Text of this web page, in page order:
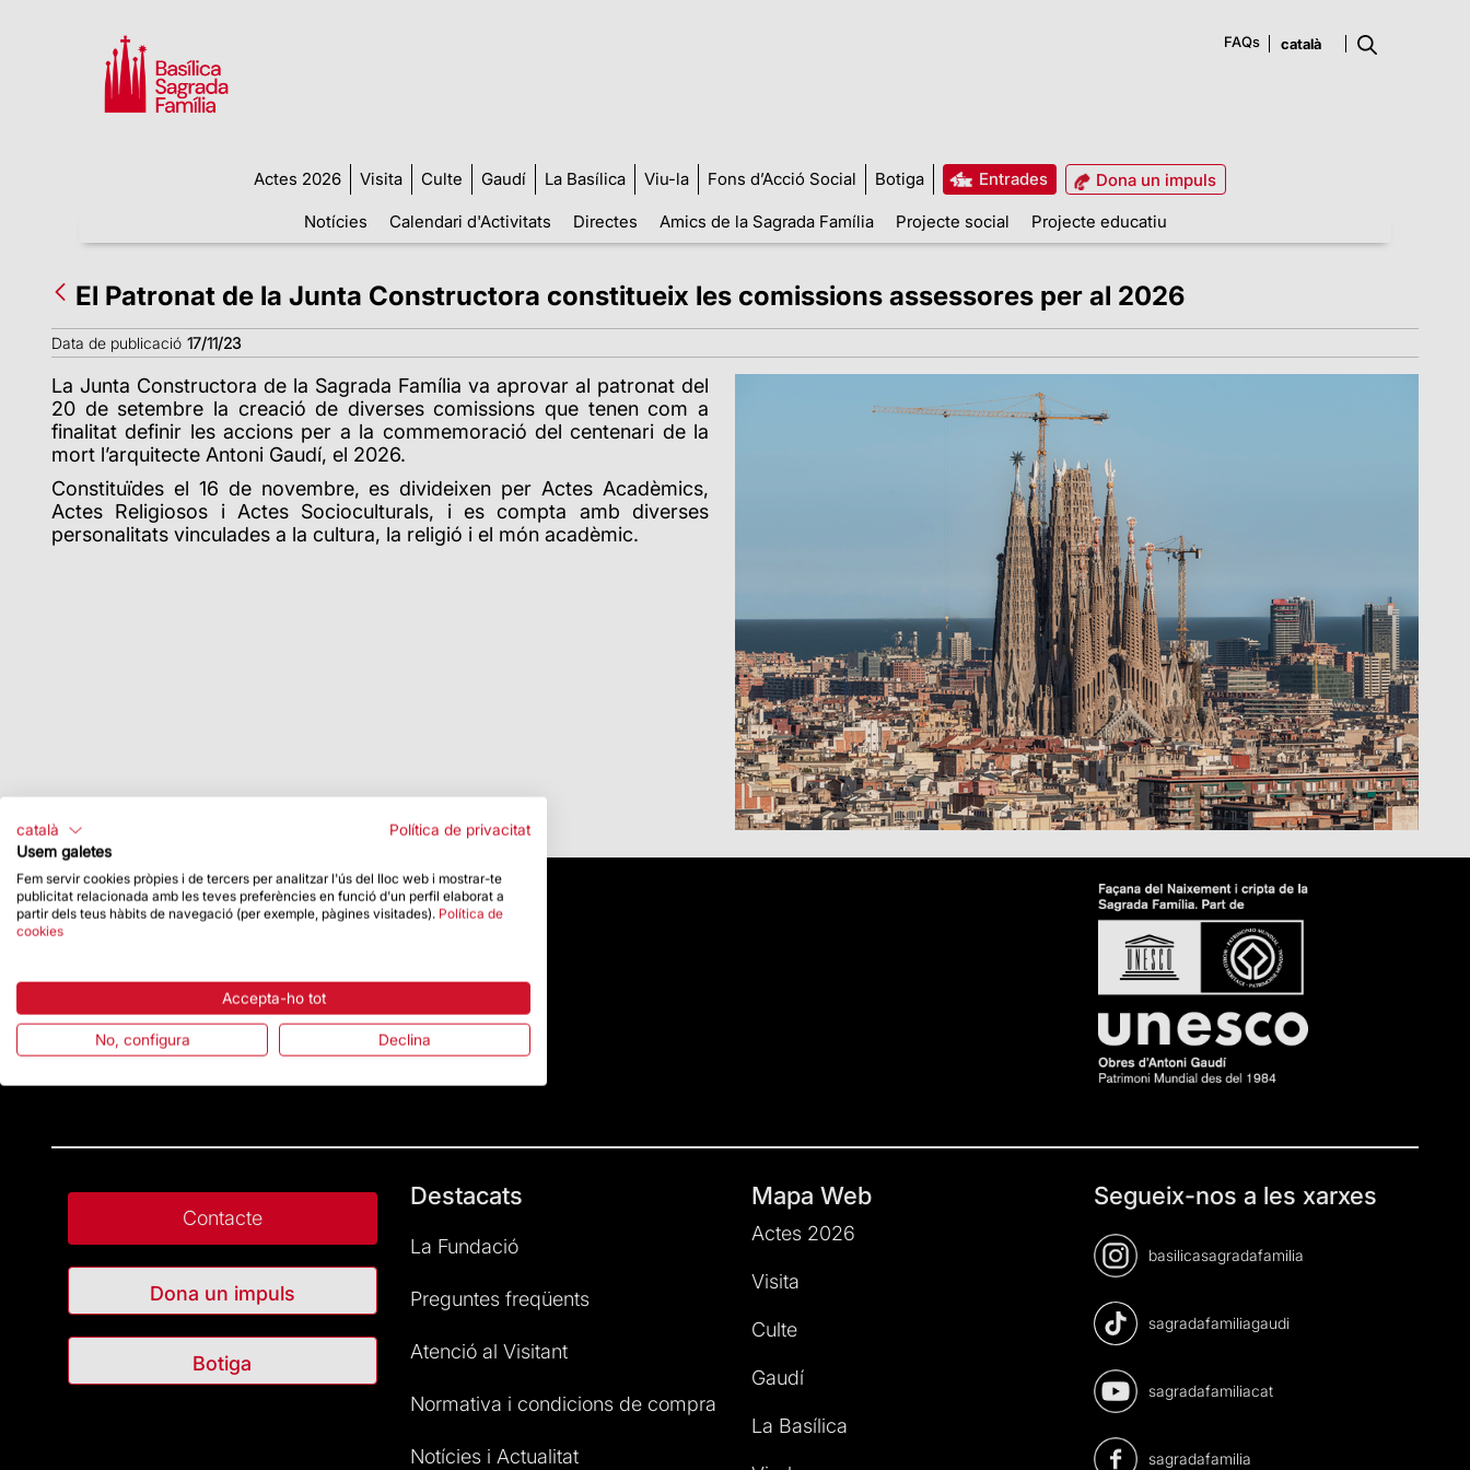
FAQs
Actes 2026 Visita Culte Gaudí La Basílica Viu-la Fons d’Acció Social Botiga Entrades
Dona un impuls
Notícies
Calendari d'Activitats Directes Amics de la Sagrada Família Projecte social Projecte educatiu
El Patronat de la Junta Constructora constitueix les comissions assessores per al 2026
Data de publicació 17/11/23
La Junta Constructora de la Sagrada Família va aprovar al patronat del
20 de setembre la creació de diverses comissions que tenen com a
finalitat definir les accions per a la commemoració del centenari de la
mort l’arquitecte Antoni Gaudí, el 2026.
Constituïdes el 16 de novembre, es divideixen per Actes Acadèmics,
Actes Religiosos i Actes Socioculturals, i es compta amb diverses
personalitats vinculades a la cultura, la religió i el món acadèmic.
Contacte
Dona un impuls
Botiga
Destacats
La Fundació
Preguntes freqüents
Atenció al Visitant
Normativa i condicions de compra
Notícies i Actualitat
Mapa Web
Actes 2026
Visita
Culte
Gaudí
La Basílica
Segueix-nos a les xarxes
basilicasagradafamilia
sagradafamiliagaudi
sagradafamiliacat
sagradafamilia
català
Política de privacitat
Usem galetes
Fem servir cookies pròpies i de tercers per analitzar l'ús del lloc web i mostrar-te
publicitat relacionada amb les teves preferències en funció d'un perfil elaborat a
partir dels teus hàbits de navegació (per exemple, pàgines visitades). Política de
cookies
Accepta-ho tot
No, configura Declina